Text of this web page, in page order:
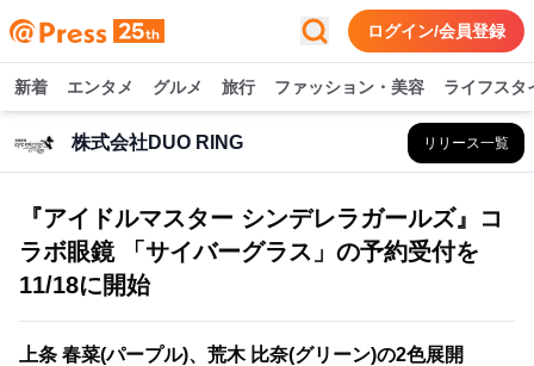
ログイン/会員登録
新着 エンタメ グルメ 旅行 ファッション・美容 ライフスタ
株式会社DUO RING リリース一覧
『アイドルマスター シンデレラガールズ』コ
ラボ眼鏡 「サイバーグラス」の予約受付を
11/18に開始
上条 春菜(パープル)、荒木 比奈(グリーン)の2色展開